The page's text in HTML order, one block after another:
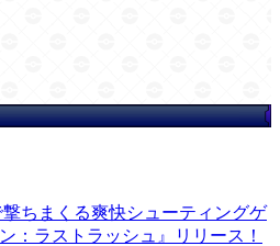
撃ちまくる爽快シューティングゲ
：ラストラッシュ』リリース！